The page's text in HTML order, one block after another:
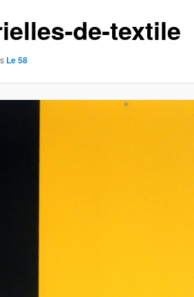
de-textile
Le 58